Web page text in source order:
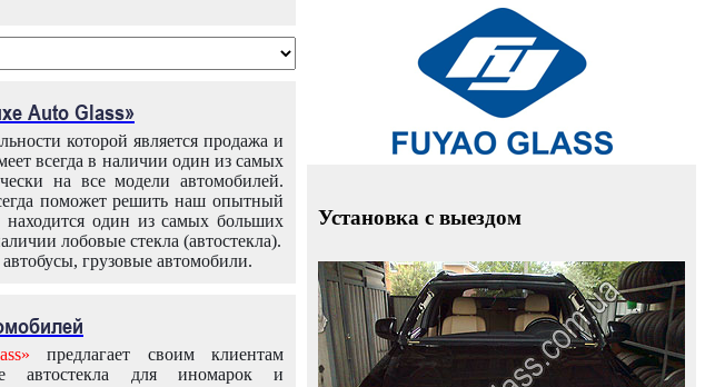
Auto Glass»
которой является продажа и
всегда в наличии один из самых
на все модели автомобилей.
поможет решить наш опытный
находится один из самых больших
лобовые стекла (автостекла).
грузовые автомобили.
предлагает своим клиентам
автостекла для иномарок и
Установка с выездом